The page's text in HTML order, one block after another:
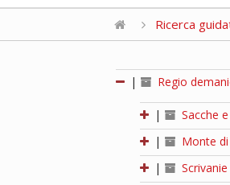
Ricerca
| Regio
|
Sacche
|
Monte
|